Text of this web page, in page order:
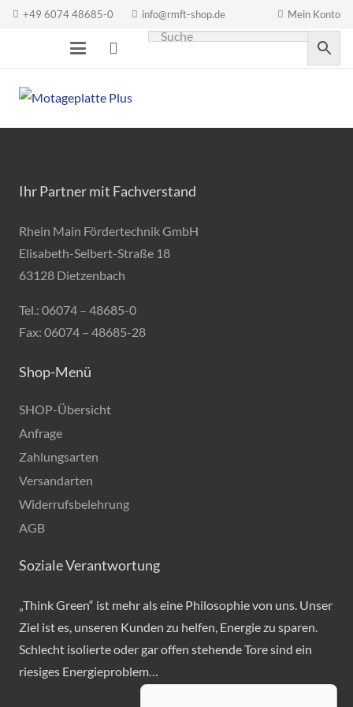
+49 6074 48685-0 info@rmft-shop.de Mein Konto
Ihr Partner mit Fachverstand
Rhein Main Fördertechnik GmbH
Elisabeth-Selbert-Straße 18
63128 Dietzenbach
Tel.: 06074 – 48685-0
Fax: 06074 – 48685-28
Shop-Menü
SHOP-Übersicht
Anfrage
Zahlungsarten
Versandarten
Widerrufsbelehrung
AGB
Soziale Verantwortung
„Think Green“ ist mehr als eine Philosophie von uns. Unser
Ziel ist es, unseren Kunden zu helfen, Energie zu sparen.
Schlecht isolierte oder gar offen stehende Tore sind ein
riesiges Energieproblem…